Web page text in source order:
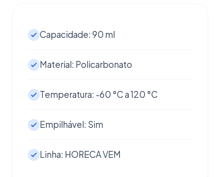
Capacidade: 90 ml
Material: Policarbonato
Temperatura: -60 °C a 120 °C
Empilhável: Sim
Linha: HORECA VEM